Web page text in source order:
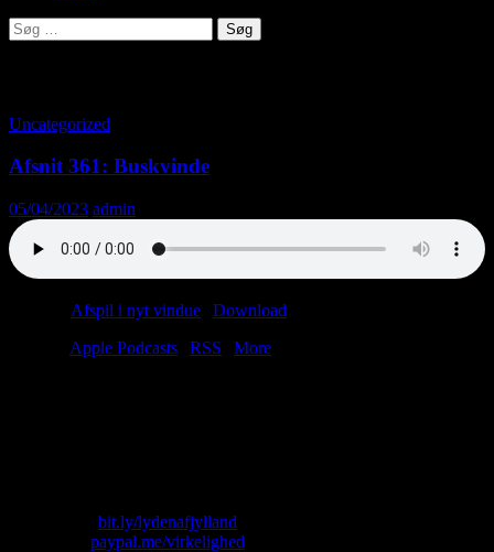
Søg
efter:
Uncategorized
Afsnit 361: Buskvinde
05/04/2023 admin
Afspil i nyt vindue Download
Apple Podcasts RSS
More
bit.ly/lydenafjylland
paypal.me/virkelighed